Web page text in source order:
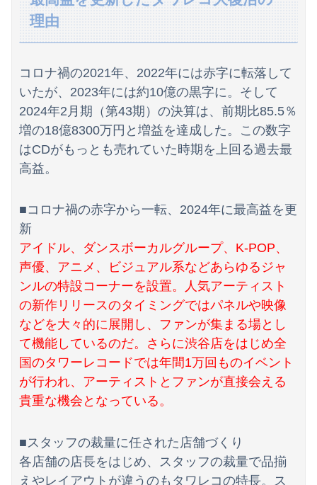
【画像】まま「なんかプール入ってたら学生にめっちゃ見られたw」
京大病院、手術ミスで50代女性患者を「植物状態」に 脳腫瘍摘出手術で腫瘍の無い部位を摘出してしまう
海外「全部日本の真似だったのか…」 日本の普通のテレビ番組が最新SNSの数十年先を行っていたと話題に
【画像】元モデルのTBS新人アナさん、プリケツ
富士登山ツアー中に64歳男性死亡 8合目付近で意識失う
理由
コロナ禍の2021年、2022年には赤字に転落して
いたが、2023年には約10億の黒字に。そして
2024年2月期（第43期）の決算は、前期比85.5％
増の18億8300万円と増益を達成した。この数字
はCDがもっとも売れていた時期を上回る過去最
高益。
■コロナ禍の赤字から一転、2024年に最高益を更
新
アイドル、ダンスボーカルグループ、K-POP、
声優、アニメ、ビジュアル系などあらゆるジャ
ンルの特設コーナーを設置。人気アーティスト
の新作リリースのタイミングではパネルや映像
などを大々的に展開し、ファンが集まる場とし
て機能しているのだ。さらに渋谷店をはじめ全
国のタワーレコードでは年間1万回ものイベント
が行われ、アーティストとファンが直接会える
貴重な機会となっている。
■スタッフの裁量に任された店舗づくり
各店舗の店長をはじめ、スタッフの裁量で品揃
えやレイアウトが違うのもタワレコの特長。ス